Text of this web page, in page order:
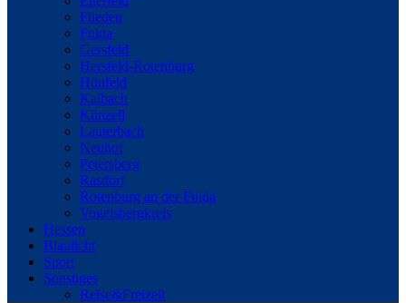
Flieden
Fulda
Gersfeld
Hersfeld-Rotenburg
Hünfeld
Kalbach
Künzell
Lauterbach
Neuhof
Petersberg
Rasdorf
Rotenburg an der Fulda
Vogelsbergkreis
Hessen
Blaulicht
Sport
Sonstiges
Reise&Freizeit